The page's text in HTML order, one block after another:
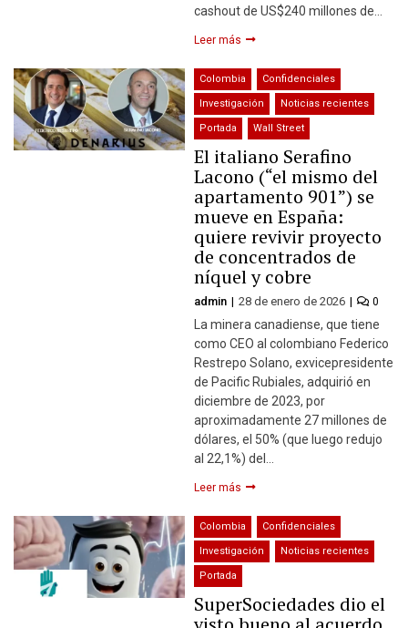
cashout de US$240 millones de…
Leer más
Colombia Confidenciales
Investigación Noticias recientes
Portada Wall Street
El italiano Serafino
Lacono (“el mismo del
apartamento 901”) se
mueve en España:
quiere revivir proyecto
de concentrados de
níquel y cobre
admin 28 de enero de 2026 0
La minera canadiense, que tiene
como CEO al colombiano Federico
Restrepo Solano, exvicepresidente
de Pacific Rubiales, adquirió en
diciembre de 2023, por
aproximadamente 27 millones de
dólares, el 50% (que luego redujo
al 22,1%) del…
Leer más
Colombia Confidenciales
Investigación Noticias recientes
Portada
SuperSociedades dio el